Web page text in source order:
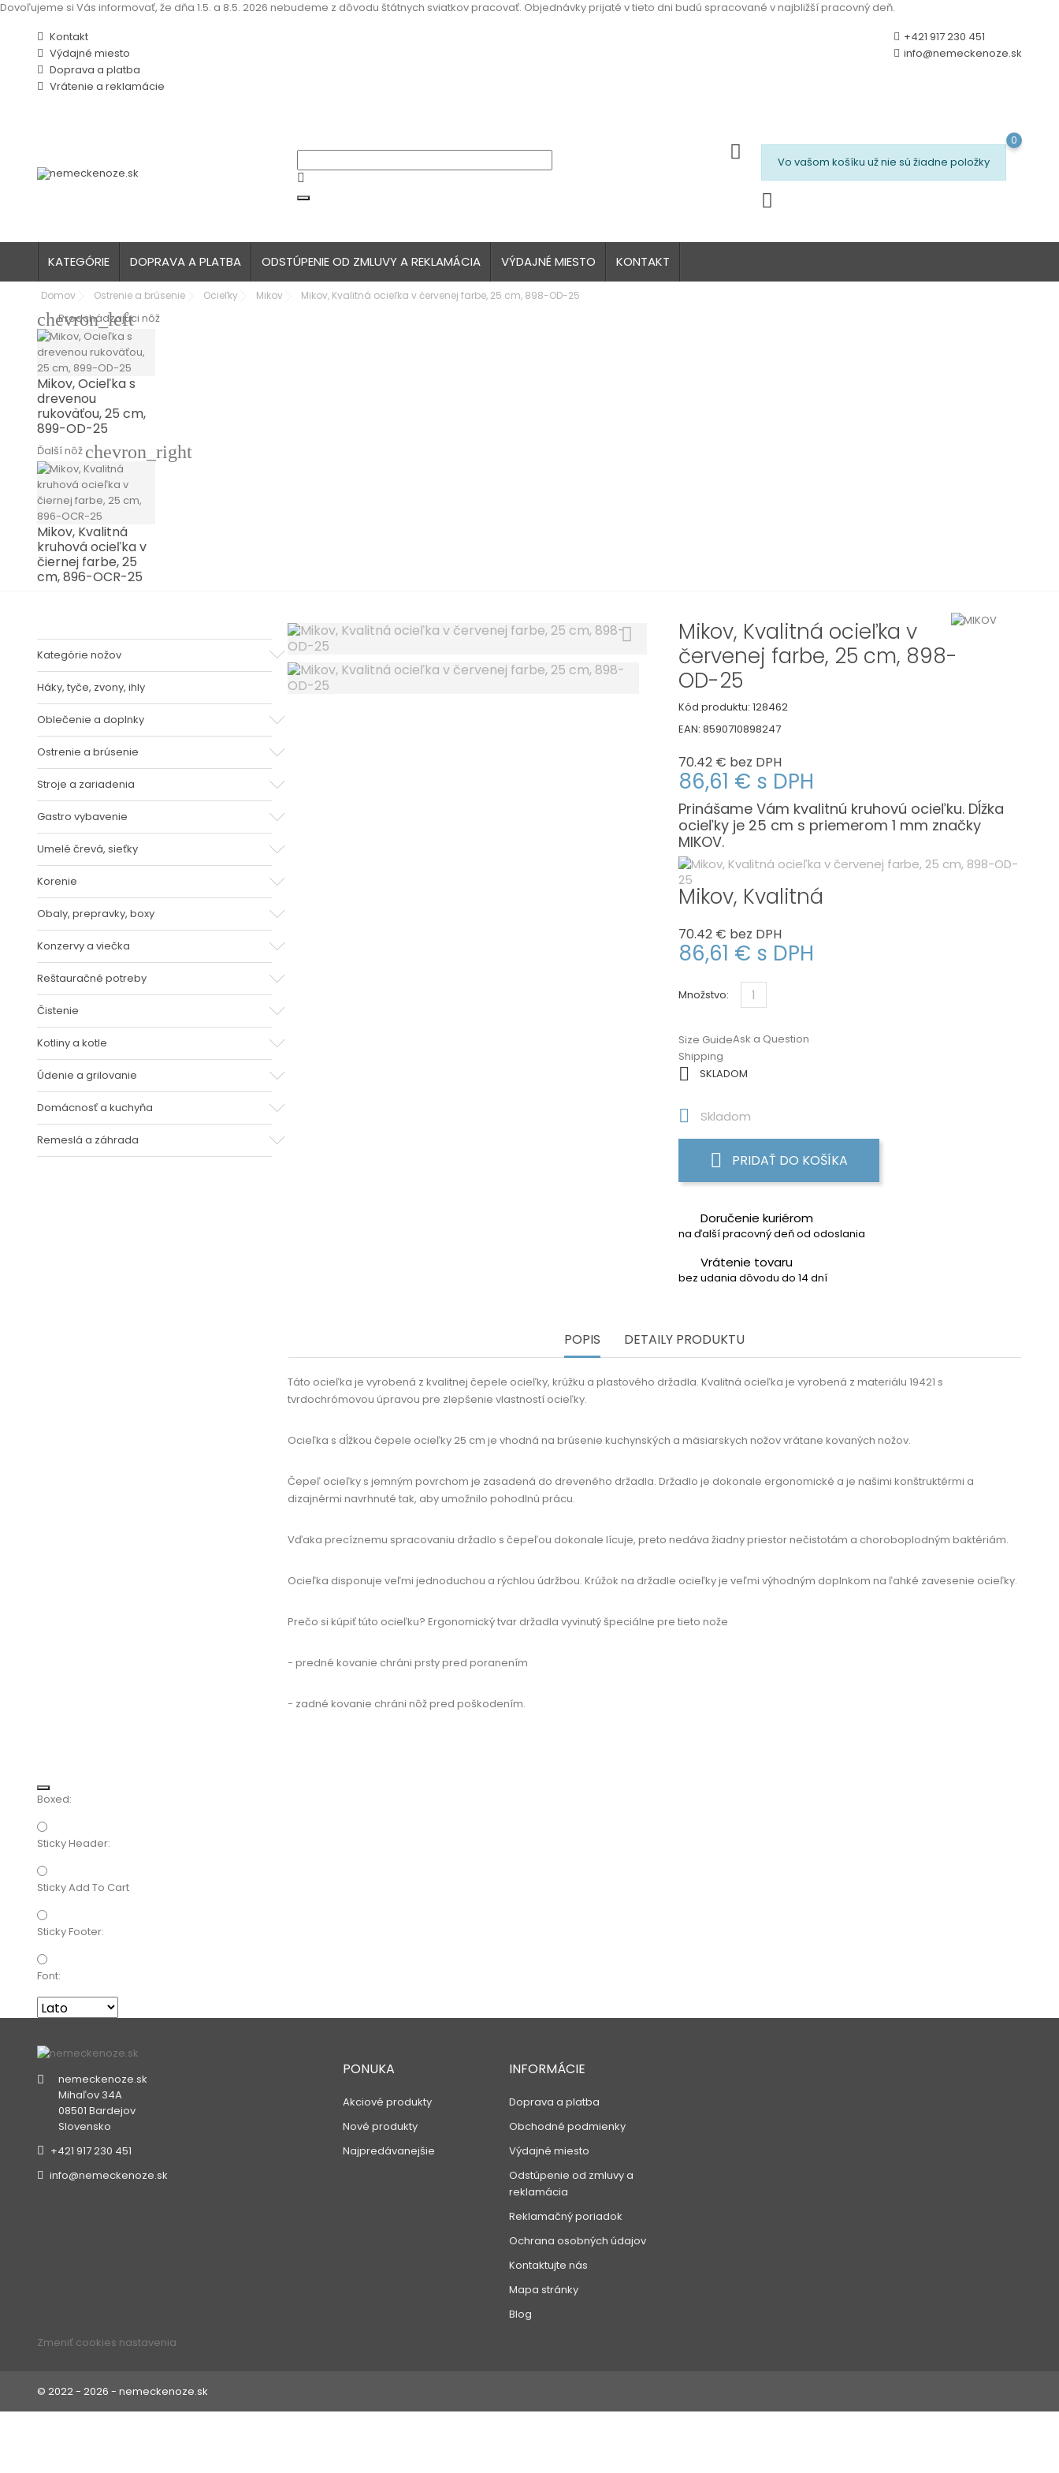
Dovoľujeme si Vás informovať, že dňa 1.5. a 8.5. 2026 nebudeme z dôvodu štátnych sviatkov pracovať. Objednávky prijaté v tieto dni budú spracované v najbližší pracovný deň.
Kontakt
Výdajné miesto
Doprava a platba
Vrátenie a reklamácie
+421 917 230 451
info@nemeckenoze.sk
Vo vašom košíku už nie sú žiadne položky
0
KATEGÓRIE DOPRAVA A PLATBA ODSTÚPENIE OD ZMLUVY A REKLAMÁCIA VÝDAJNÉ MIESTO KONTAKT
Domov Ostrenie a brúsenie Ocieľky Mikov Mikov, Kvalitná ocieľka v červenej farbe, 25 cm, 898-OD-25
chevron_left
Predchádzajúci nôž
Mikov, Ocieľka s
drevenou
rukoväťou, 25 cm,
899-OD-25
Ďalší nôž chevron_right
Mikov, Kvalitná
kruhová ocieľka v
čiernej farbe, 25
cm, 896-OCR-25
Kategórie nožov
Háky, tyče, zvony, ihly
Oblečenie a doplnky
Ostrenie a brúsenie
Stroje a zariadenia
Gastro vybavenie
Umelé črevá, sieťky
Korenie
Obaly, prepravky, boxy
Konzervy a viečka
Reštauračné potreby
Čistenie
Kotliny a kotle
Údenie a grilovanie
Domácnosť a kuchyňa
Remeslá a záhrada
Mikov, Kvalitná ocieľka v
červenej farbe, 25 cm, 898-
OD-25
Kód produktu: 128462
EAN: 8590710898247
70.42 € bez DPH
86,61 € s DPH
Prinášame Vám kvalitnú kruhovú ocieľku. Dĺžka
ocieľky je 25 cm s priemerom 1 mm značky
MIKOV.
Mikov, Kvalitná
70.42 € bez DPH
86,61 € s DPH
Množstvo:
Size Guide
Shipping
Ask a Question
 SKLADOM
 Skladom
PRIDAŤ DO KOŠÍKA
Doručenie kuriérom
na ďalší pracovný deň od odoslania
Vrátenie tovaru
bez udania dôvodu do 14 dní
POPIS DETAILY PRODUKTU
Táto ocieľka je vyrobená z kvalitnej čepele ocieľky, krúžku a plastového držadla. Kvalitná ocieľka je vyrobená z materiálu 19421 s
tvrdochrómovou úpravou pre zlepšenie vlastností ocieľky.
Ocieľka s dĺžkou čepele ocieľky 25 cm je vhodná na brúsenie kuchynských a mäsiarskych nožov vrátane kovaných nožov.
Čepeľ ocieľky s jemným povrchom je zasadená do dreveného držadla. Držadlo je dokonale ergonomické a je našimi konštruktérmi a
dizajnérmi navrhnuté tak, aby umožnilo pohodlnú prácu.
Vďaka precíznemu spracovaniu držadlo s čepeľou dokonale lícuje, preto nedáva žiadny priestor nečistotám a choroboplodným baktériám.
Ocieľka disponuje veľmi jednoduchou a rýchlou údržbou. Krúžok na držadle ocieľky je veľmi výhodným doplnkom na ľahké zavesenie ocieľky.
Prečo si kúpiť túto ocieľku? Ergonomický tvar držadla vyvinutý špeciálne pre tieto nože
- predné kovanie chráni prsty pred poranením
- zadné kovanie chráni nôž pred poškodením.
Boxed:
Sticky Header:
Sticky Add To Cart
Sticky Footer:
Font:
nemeckenoze.sk
Mihaľov 34A
08501 Bardejov
Slovensko
+421 917 230 451
info@nemeckenoze.sk
PONUKA
Akciové produkty
Nové produkty
Najpredávanejšie
INFORMÁCIE
Doprava a platba
Obchodné podmienky
Výdajné miesto
Odstúpenie od zmluvy a
reklamácia
Reklamačný poriadok
Ochrana osobných údajov
Kontaktujte nás
Mapa stránky
Blog
Zmeniť cookies nastavenia
© 2022 - 2026 - nemeckenoze.sk